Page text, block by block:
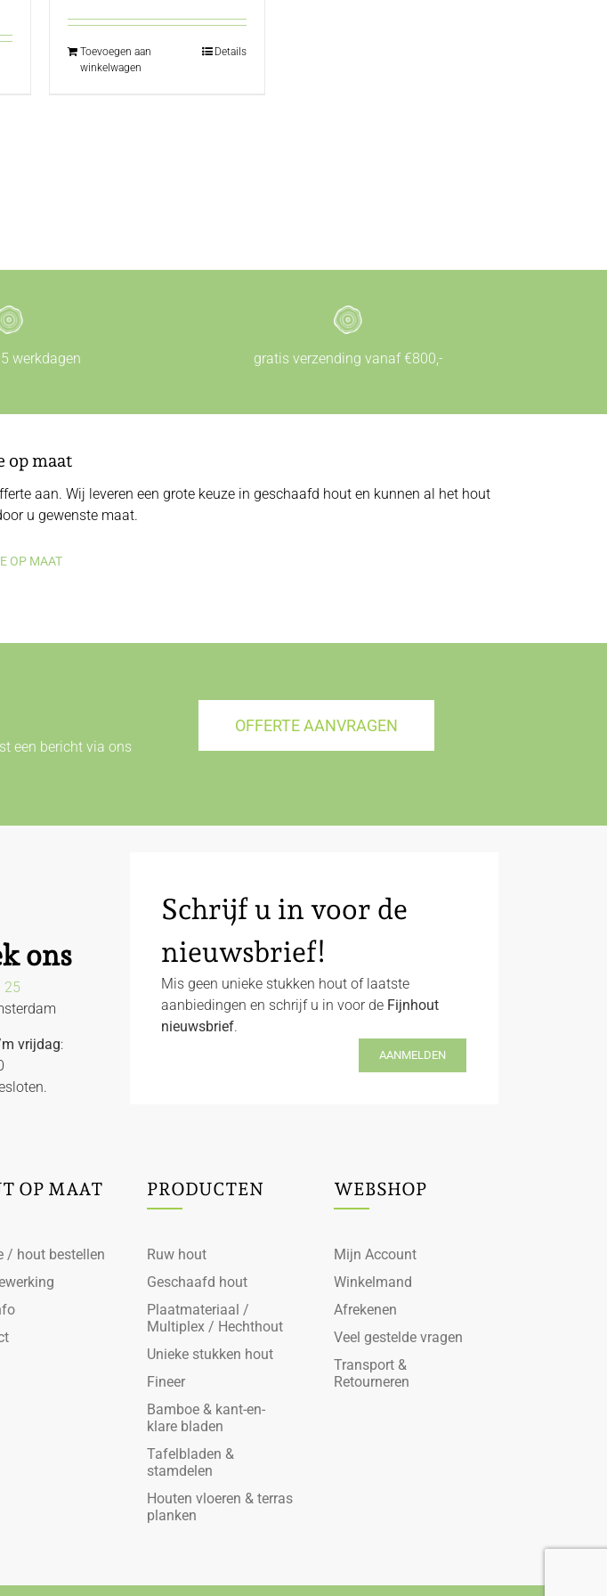
Toevoegen aan
winkelwagen
Details
werkdagen gratis verzending vanaf €800,-
op maat
aan. Wij leveren een grote keuze in geschaafd hout en kunnen al het hout
u gewenste maat.
OP MAAT
een bericht via ons
OFFERTE AANVRAGEN
ons
25
vrijdag:
Schrijf u in voor de
nieuwsbrief!
Mis geen unieke stukken hout of laatste
aanbiedingen en schrijf u in voor de Fijnhout
nieuwsbrief.
AANMELDEN
OP MAAT
/ hout bestellen
PRODUCTEN
Ruw hout
Geschaafd hout
Plaatmateriaal /
Multiplex / Hechthout
Unieke stukken hout
Fineer
Bamboe & kant-en-
klare bladen
Tafelbladen &
stamdelen
Houten vloeren & terras
planken
WEBSHOP
Mijn Account
Winkelmand
Afrekenen
Veel gestelde vragen
Transport &
Retourneren